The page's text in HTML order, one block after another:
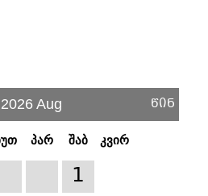
2026 Aug წინ
პარ შაბ კვირ
1